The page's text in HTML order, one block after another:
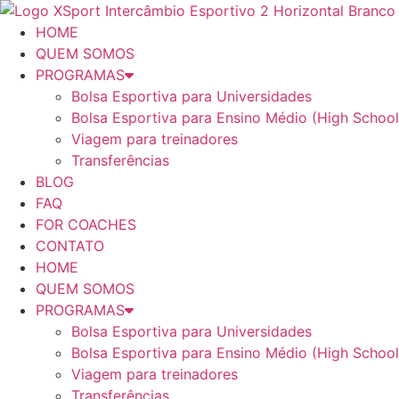
Ir
para
conteúdo
HOME
QUEM SOMOS
PROGRAMAS
Bolsa Esportiva para Universidades
Bolsa Esportiva para Ensino Médio (High
Viagem para treinadores
Transferências
BLOG
FAQ
FOR COACHES
CONTATO
HOME
QUEM SOMOS
PROGRAMAS
Bolsa Esportiva para Universidades
Bolsa Esportiva para Ensino Médio (High
Viagem para treinadores
Transferências